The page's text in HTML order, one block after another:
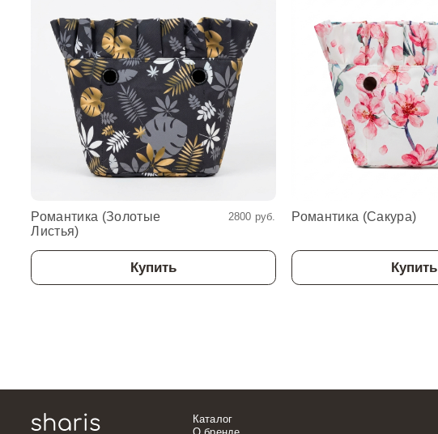
Романтика (Золотые
Листья)
2800 руб.
Купить
Романтика (Сакура)
Купить
Каталог